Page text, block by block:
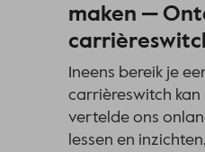
maken —
Ineens bereik je
carrièreswitch kan
vertelde ons
lessen en